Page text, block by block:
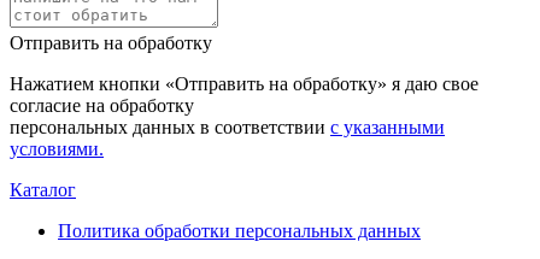
Отправить на обработку
Нажатием кнопки «Отправить на обработку» я даю свое
согласие на обработку
персональных данных в соответствии с указанными
условиями.
Каталог
Политика обработки персональных данных